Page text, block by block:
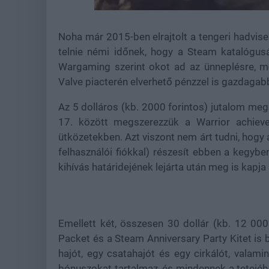
37.83%
Noha már 2015-ben elrajtolt a tengeri
telnie némi időnek, hogy a Steam
Wargaming szerint okot ad az ünneplésre,
Valve piacterén elverhető pénzzel is
Az 5 dolláros (kb. 2000 forintos) jutalom
17. között megszerezzük a Warrior
ütközetekben. Azt viszont nem árt tudni,
felhasználói fiókkal) részesít ebben a
kihívás határidejének lejárta után meg is kapja
Emellett két, összesen 30 dollár (kb. 12
Packet és a Steam Anniversary Party Kitet is
hajót, egy csatahajót és egy cirkálót,